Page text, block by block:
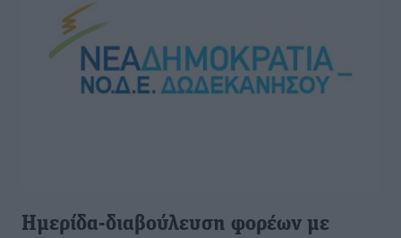
Ημερίδα-διαβούλευση φορέων με